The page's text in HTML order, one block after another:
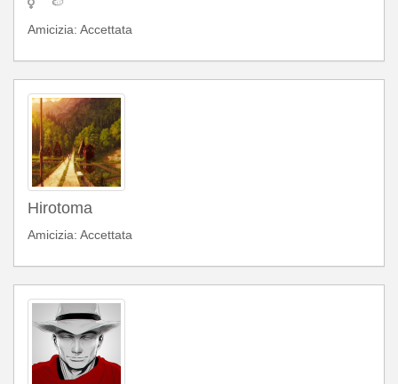
🍉
Amicizia: Accettata
Hirotoma
Amicizia: Accettata